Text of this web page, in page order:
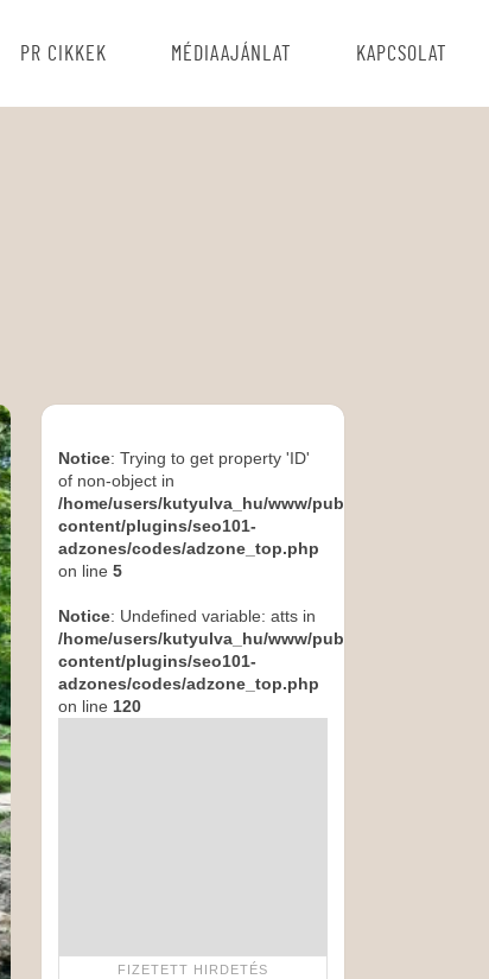
PR CIKKEK MÉDIAAJÁNLAT KAPCSOLAT
Notice: Trying to get property 'ID'
of non-object in
/home/users/kutyulva_hu/www/public_html/wp-
content/plugins/seo101-
adzones/codes/adzone_top.php
on line 5
Notice: Undefined variable: atts in
/home/users/kutyulva_hu/www/public_html/wp-
content/plugins/seo101-
adzones/codes/adzone_top.php
on line 120